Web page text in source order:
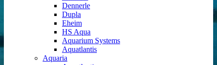
Dennerle
Dupla
Eheim
HS Aqua
Aquarium Systems
Aquatlantis
Aquaria